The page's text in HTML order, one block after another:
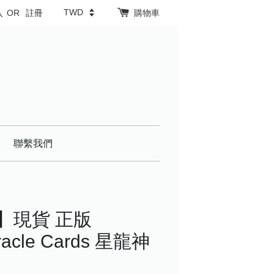
OR 註冊 購物車
聯繫我們
現貨 正版
Cards 星龍神